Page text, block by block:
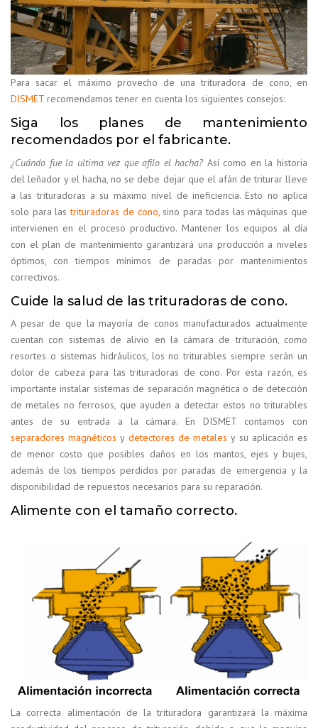
Para sacar el máximo provecho de una trituradora de cono, en
DISMET recomendamos tener en cuenta los siguientes consejos:
Siga los planes de mantenimiento
recomendados por el fabricante.
¿Cuándo fue la ultima vez que afilo el hacha? Así como en la historia
del leñador y el hacha, no se debe dejar que el afán de triturar lleve
a las trituradoras a su máximo nivel de ineficiencia. Esto no aplica
solo para lastrituradoras de cono sino para todas las máquinas que
intervienen en el proceso productivo. Mantener los equipos al día
con el plan de mantenimiento garantizará una producción a niveles
óptimos, con tiempos mínimos de paradas por mantenimientos
correctivos.
Cuide la salud de las trituradoras de cono.
A pesar de que la mayoría de conos manufacturados actualmente
cuentan con sistemas de alivio en la cámara de trituración, como
resortes o sistemas hidráulicos, los no triturables siempre serán un
dolor de cabeza para las trituradoras de cono. Por esta razón, es
importante instalar sistemas de separación magnética o de detección
de metales no ferrosos, que ayuden a detectar estos no triturables
antes de su entrada a la cámara. En DISMET contamos con
separadores magnéticos y detectores de metales y su aplicación es
de menor costo que posibles daños en los mantos, ejes y bujes,
además de los tiempos perdidos por paradas de emergencia y la
disponibilidad de repuestos necesarios para su reparación.
Alimente con el tamaño correcto.
La correcta alimentación de la trituradora garantizará la máxima